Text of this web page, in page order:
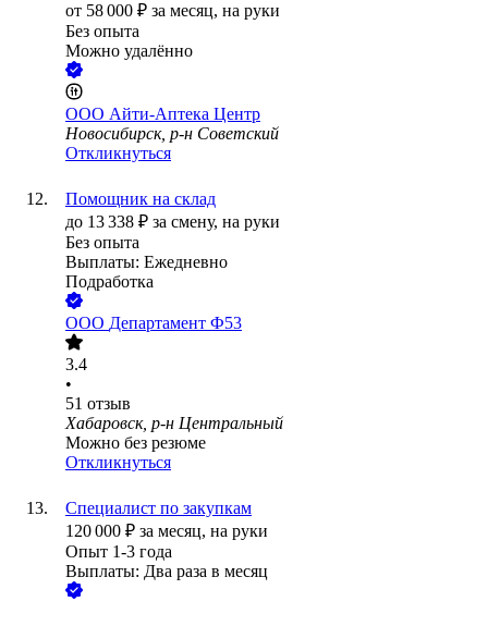
от 58 000 ₽ за месяц, на руки
Без опыта
Можно удалённо
ООО Айти-Аптека Центр
Новосибирск, р-н Советский
Откликнуться
Помощник на склад
до 13 338 ₽ за смену, на руки
Без опыта
Выплаты: Ежедневно
Подработка
ООО Департамент Ф53
3.4
•
51 отзыв
Хабаровск, р-н Центральный
Можно без резюме
Откликнуться
Специалист по закупкам
120 000 ₽ за месяц, на руки
Опыт 1-3 года
Выплаты: Два раза в месяц